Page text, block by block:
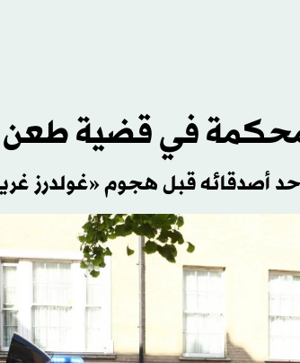
في قضية طعن
أصدقائه قبل هجوم «غولدرز